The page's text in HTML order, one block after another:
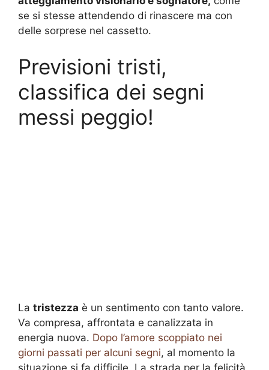
se si stesse attendendo di rinascere ma con
delle sorprese nel cassetto.
Previsioni tristi,
classifica dei segni
messi peggio!
La tristezza è un sentimento con tanto valore.
Va compresa, affrontata e canalizzata in
energia nuova. Dopo l’amore scoppiato nei
giorni passati per alcuni segni, al momento la
situazione si fa difficile. La strada per la felicità